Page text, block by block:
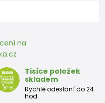
Holka
na
Tisíce položek
skladem
Rychlé odeslání do 24
hod.